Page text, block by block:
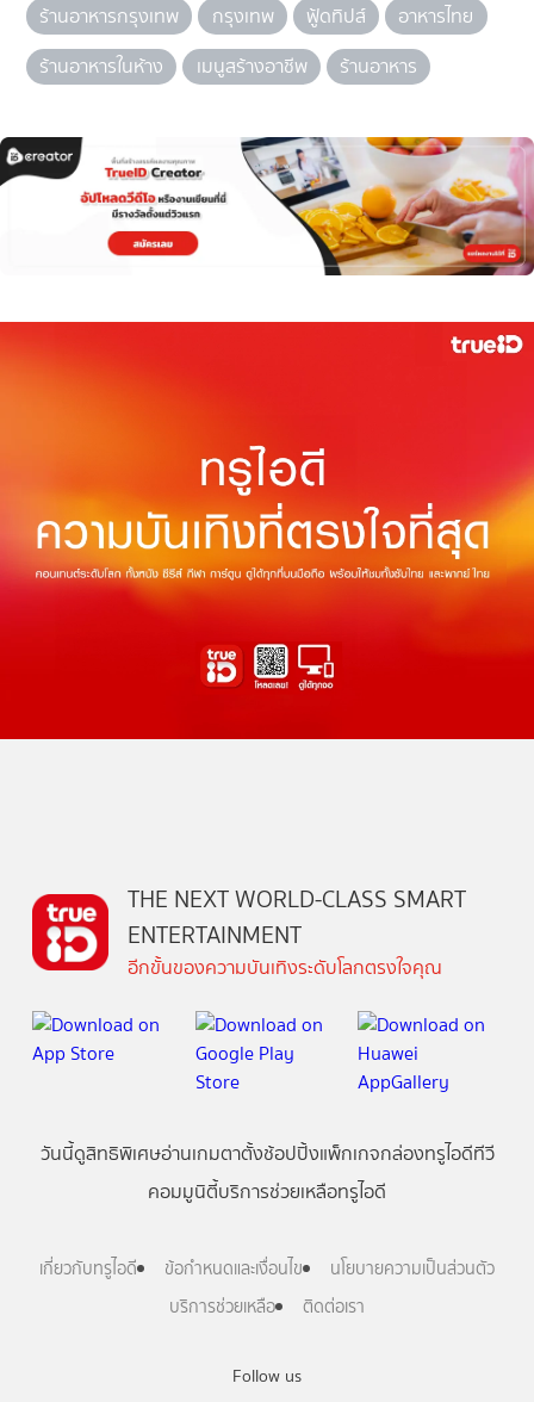
ร้านอาหารกรุงเทพ
กรุงเทพ ฟู้ดทิปส์
อาหารไทย
ร้านอาหารในห้าง
เมนูสร้างอาชีพ ร้านอาหาร
Follow us
THE NEXT WORLD-CLASS SMART
ENTERTAINMENT
อีกขั้นของความบันเทิงระดับโลกตรงใจคุณ
วันนี้ดูสิทธิพิเศษอ่านเกมตาตั้งช้อปปิ้งแพ็กเกจกล่องทรูไอดีทีวี
คอมมูนิตี้บริการช่วยเหลือทรูไอดี
เกี่ยวกับทรูไอดี ข้อกำหนดและเงื่อนไข
นโยบายความเป็นส่วนตัว
บริการช่วยเหลือ
ติดต่อเรา